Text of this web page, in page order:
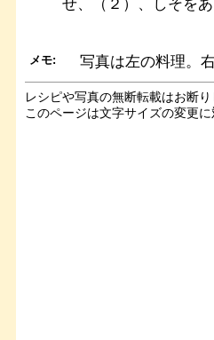
せ、（２）、しそをあ
メモ: 写真は左の料理。
レシピや写真の無断転載はお断り
このページは文字サイズの変更